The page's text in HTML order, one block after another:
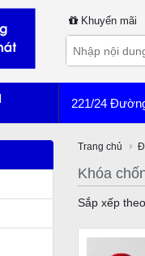
Khuyến mãi
221/24
Trang chủ
Khóa
Sắp xếp theo